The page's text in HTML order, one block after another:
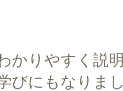
かりやすく説明
びにもなりまし